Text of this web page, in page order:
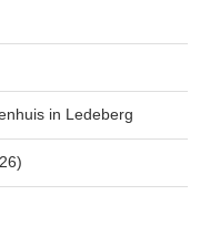
in Ledeberg